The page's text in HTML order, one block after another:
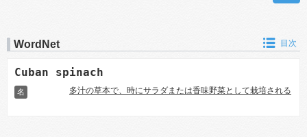
WordNet 目次
Cuban spinach
名 多汁の草本で、時にサラダまたは香味野菜として栽培される